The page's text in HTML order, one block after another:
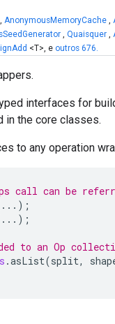
, AnonymousMemoryCache ,
, Quaisquer ,
<T>, e outros 676.
interfaces for
in the core classes.
to any operation
call can be
to an Op
.asList(split,